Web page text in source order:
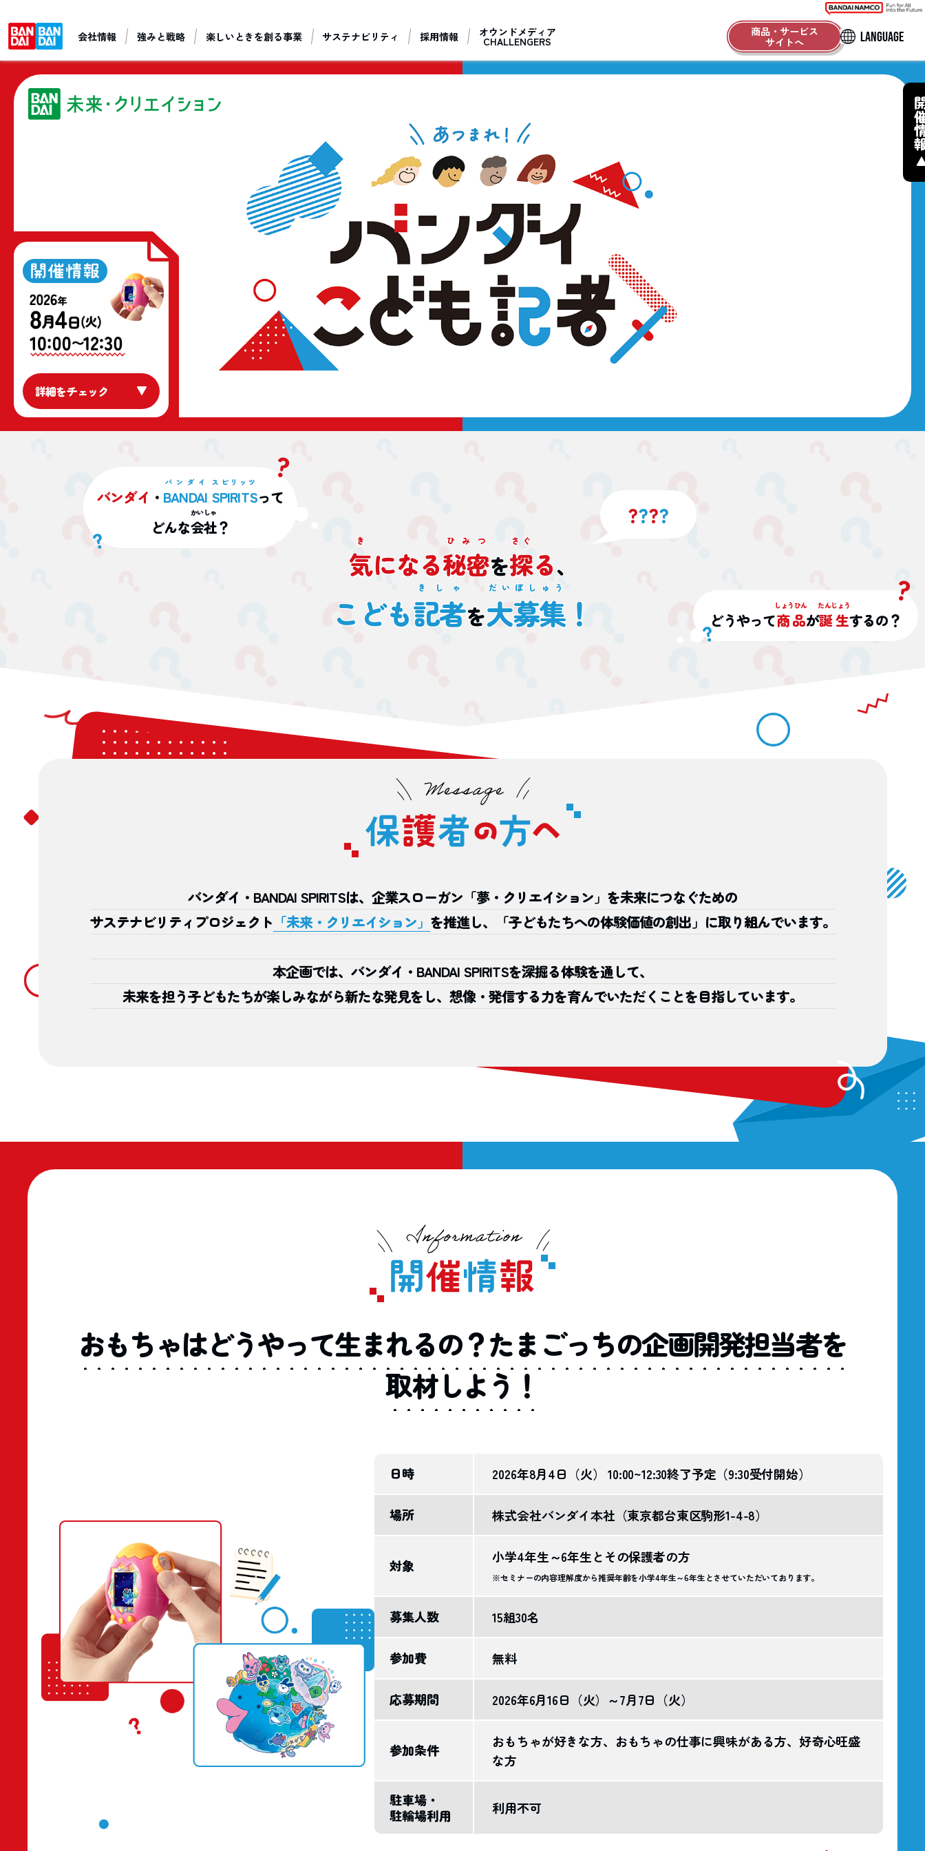
会社情報 強みと戦略 楽しいときを創る事業 サステナビリティ 採用情報 オウンドメディア
CHALLENGERS
商品・サービス
サイトへ
LANGUAGE
開
詳細をチェック
バンダイ ・ BANDAI
バンダイ
SPIRITS
スピリッツ
って
どんな会社
かいしゃ
？ ????
どうやって商品
しょうひん
が誕生
たんじょう
するの？
気
き
になる秘密
ひみつ
を探
さぐ
る、
こども記者
きしゃ
を大募集
だいぼしゅう
！
バンダイ・BANDAI SPIRITSは、 企業スローガン 「夢・クリエイション」 を未来につなぐための
サステナビリティ プロジェクト 「未来・クリエイション」 を推進し、「子どもたちへの体験価値の創出」に取り組んでいます。
本企画では、バンダイ・ BANDAI SPIRITSを深掘る体験を通して、
未来を担う子どもたちが楽しみながら新たな発見をし、想像・発信する力を育んでいただくことを目指しています。
おもちゃはどうやって生まれるの？たまごっちの企画開発担当者を
取材しよう！
日時 2026年8月4日（火）10:00~12:30終了予定（9:30受付開始）
場所 株式会社バンダイ本社（東京都台東区駒形1-4-8）
対象 小学4年生～6年生とその保護者の方
※セミナーの内容理解度から推奨年齢を小学4年生～6年生とさせていただいております。
募集人数 15組30名
参加費 無料
応募期間 2026年6月16日（火）～7月7日（火）
参加条件
おもちゃが好きな方、おもちゃの仕事に興味がある方、好奇心旺盛
な方
駐車場・
駐輪場利用
利用不可